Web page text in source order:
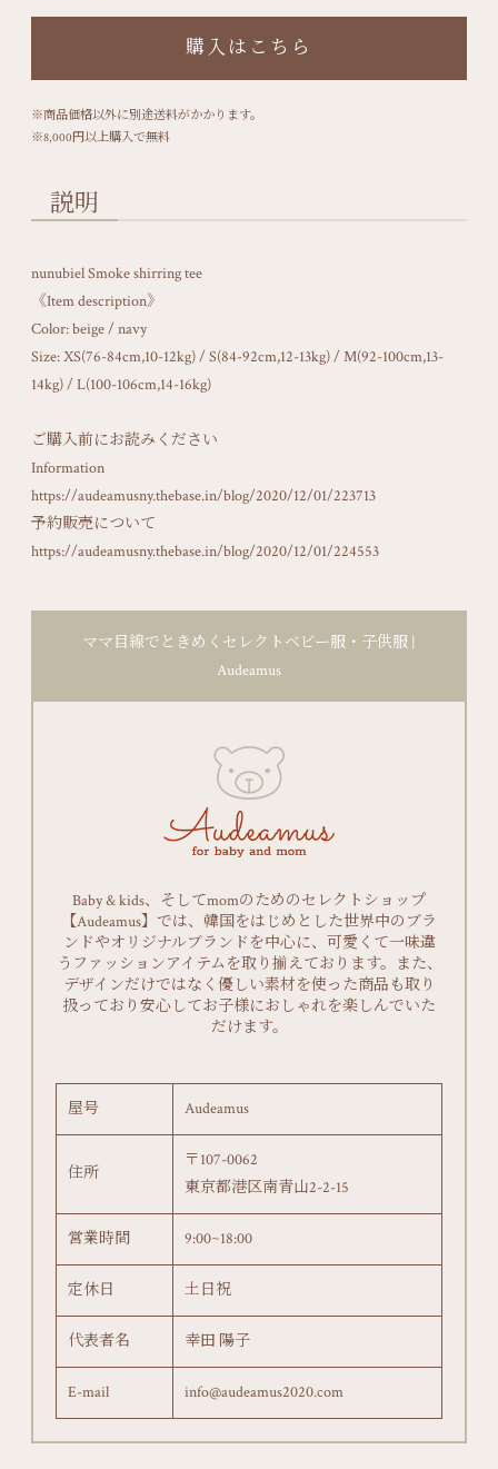
購入はこちら
※商品価格以外に別途送料がかかります。
※8,000円以上購入で無料
説明
nunubiel Smoke shirring tee
《Item description》
Color: beige / navy
Size: XS(76-84cm,10-12kg) / S(84-92cm,12-13kg) / M(92-100cm,13-
14kg) / L(100-106cm,14-16kg)
ご購入前にお読みください
Information
https://audeamusny.thebase.in/blog/2020/12/01/223713
予約販売について
https://audeamusny.thebase.in/blog/2020/12/01/224553
ママ目線でときめくセレクトベビー服・子供服 |
Audeamus
Baby & kids、そしてmomのためのセレクトショップ
【Audeamus】では、韓国をはじめとした世界中のブラ
ンドやオリジナルブランドを中心に、可愛くて一味違
うファッションアイテムを取り揃えております。また、
デザインだけではなく優しい素材を使った商品も取り
扱っており安心してお子様におしゃれを楽しんでいた
だけます。
屋号 Audeamus
住所
〒107-0062
東京都港区南青山2-2-15
営業時間 9:00~18:00
定休日 土日祝
代表者名 幸田 陽子
E-mail info@audeamus2020.com